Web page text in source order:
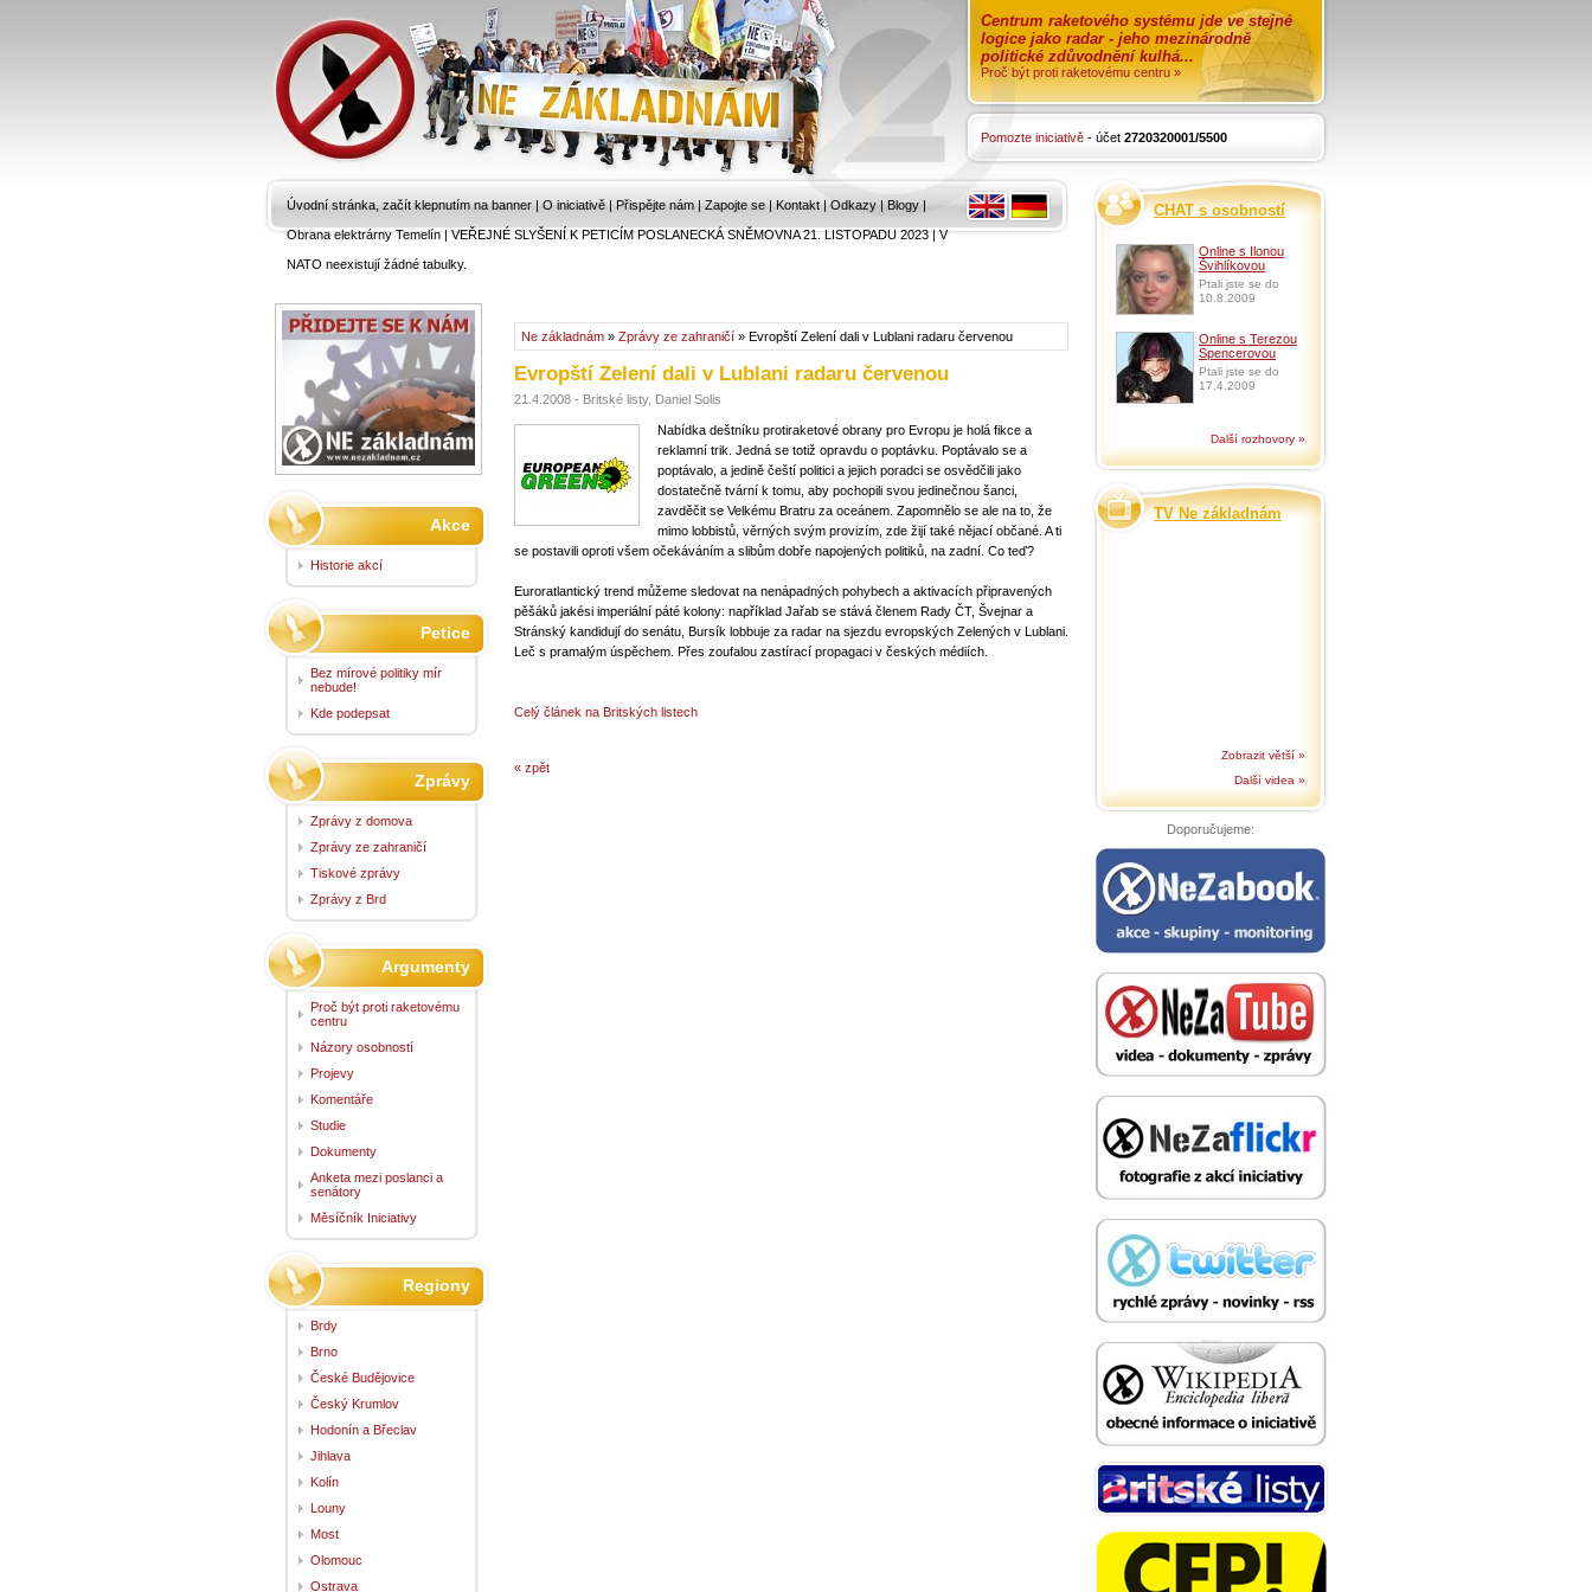
Centrum raketového systému jde ve stejné
logice jako radar - jeho mezinárodně
politické zdůvodnění kulhá...
Proč být proti raketovému centru »
Pomozte iniciativě - účet 2720320001/5500
Úvodní stránka, začít klepnutím na banner | O iniciativě | Přispějte nám | Zapojte se | Kontakt | Odkazy | Blogy |
Obrana elektrárny Temelín|VEŘEJNÉ SLYŠENÍ K PETICÍM POSLANECKÁ SNĚMOVNA 21. LISTOPADU 2023|V
NATO neexistují žádné tabulky.
Ne základnám » Zprávy ze zahraničí » Evropští Zelení dali v Lublani radaru červenou
Evropští Zelení dali v Lublani radaru červenou
21.4.2008 - Britské listy, Daniel Solis
Nabídka deštníku protiraketové obrany pro Evropu je holá fikce a
reklamní trik. Jedná se totiž opravdu o poptávku. Poptávalo se a
poptávalo, a jedině čeští politici a jejich poradci se osvědčili jako
dostatečně tvární k tomu, aby pochopili svou jedinečnou šanci,
zavděčit se Velkému Bratru za oceánem. Zapomnělo se ale na to, že
mimo lobbistů, věrných svým provizím, zde žijí také nějací občané. A ti
se postavili oproti všem očekáváním a slibům dobře napojených politiků, na zadní. Co teď?
Euroratlantický trend můžeme sledovat na nenápadných pohybech a aktivacích připravených
pěšáků jakési imperiální páté kolony: například Jařab se stává členem Rady ČT, Švejnar a
Stránský kandidují do senátu, Bursík lobbuje za radar na sjezdu evropských Zelených v Lublani.
Leč s pramalým úspěchem. Přes zoufalou zastírací propagaci v českých médiích.
Celý článek na Britských listech
« zpět
Akce
Historie akcí
Petice
Bez mírové politiky mír
nebude!
Kde podepsat
Zprávy
Zprávy z domova
Zprávy ze zahraničí
Tiskové zprávy
Zprávy z Brd
Argumenty
Proč být proti raketovému
centru
Názory osobností
Projevy
Komentáře
Studie
Dokumenty
Anketa mezi poslanci a
senátory
Měsíčník Iniciativy
Regiony
Brdy
Brno
České Budějovice
Český Krumlov
Hodonín a Břeclav
Jihlava
Kolín
Louny
Most
Olomouc
Ostrava
CHAT s osobností
Online s Ilonou
Švihlíkovou
Ptali jste se do
10.8.2009
Online s Terezou
Spencerovou
Ptali jste se do
17.4.2009
Další rozhovory »
TV Ne základnám
Zobrazit větší »
Další videa »
Doporučujeme: